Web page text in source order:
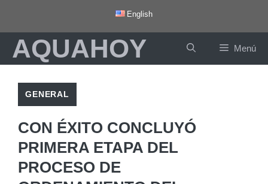
contenido
English
AQUAHOY Menú
GENERAL
CON ÉXITO CONCLUYÓ
PRIMERA ETAPA DEL
PROCESO DE